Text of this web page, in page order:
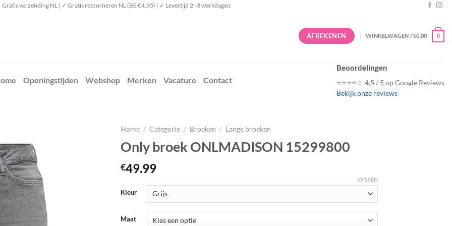
Gratis verzending NL | ✓ Gratis retourneren NL (BE €4,95) | ✓ Levertijd 2–3 werkdagen
AFREKENEN WINKELWAGEN /€0.00 0
Openingstijden Webshop Merken Vacature Contact
Beoordelingen
⭐⭐⭐⭐☆ 4,5 / 5 op Google Reviews
Bekijk onze reviews
Home / Categorie / Broeken / Lange broeken
Only broek ONLMADISON 15299800
€49.99
Kleur
Maat
WISSEN